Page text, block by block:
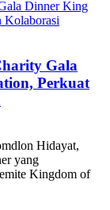
Gala
Perkuat
Hidayat,
yang
Kingdom of